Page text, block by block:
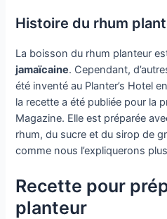
Histoire du rhum
La boisson du rhum planteur
jamaïcaine. Cependant,
été inventé au Planter’s Hotel
la recette a été publiée pour la
Magazine. Elle est préparée
rhum, du sucre et du sirop de
comme nous l’expliquerons
Recette pour
planteur